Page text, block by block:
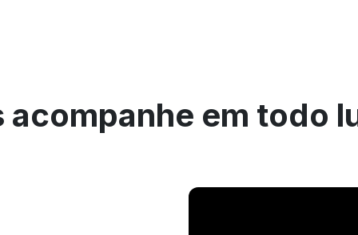
acompanhe em todo